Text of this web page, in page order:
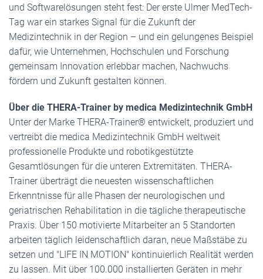
und Softwarelösungen steht fest: Der erste Ulmer MedTech-
Tag war ein starkes Signal für die Zukunft der
Medizintechnik in der Region – und ein gelungenes Beispiel
dafür, wie Unternehmen, Hochschulen und Forschung
gemeinsam Innovation erlebbar machen, Nachwuchs
fördern und Zukunft gestalten können.
Über die THERA-Trainer by medica Medizintechnik GmbH
Unter der Marke THERA-Trainer® entwickelt, produziert und
vertreibt die medica Medizintechnik GmbH weltweit
professionelle Produkte und robotikgestützte
Gesamtlösungen für die unteren Extremitäten. THERA-
Trainer überträgt die neuesten wissenschaftlichen
Erkenntnisse für alle Phasen der neurologischen und
geriatrischen Rehabilitation in die tägliche therapeutische
Praxis. Über 150 motivierte Mitarbeiter an 5 Standorten
arbeiten täglich leidenschaftlich daran, neue Maßstäbe zu
setzen und "LIFE IN MOTION" kontinuierlich Realität werden
zu lassen. Mit über 100.000 installierten Geräten in mehr